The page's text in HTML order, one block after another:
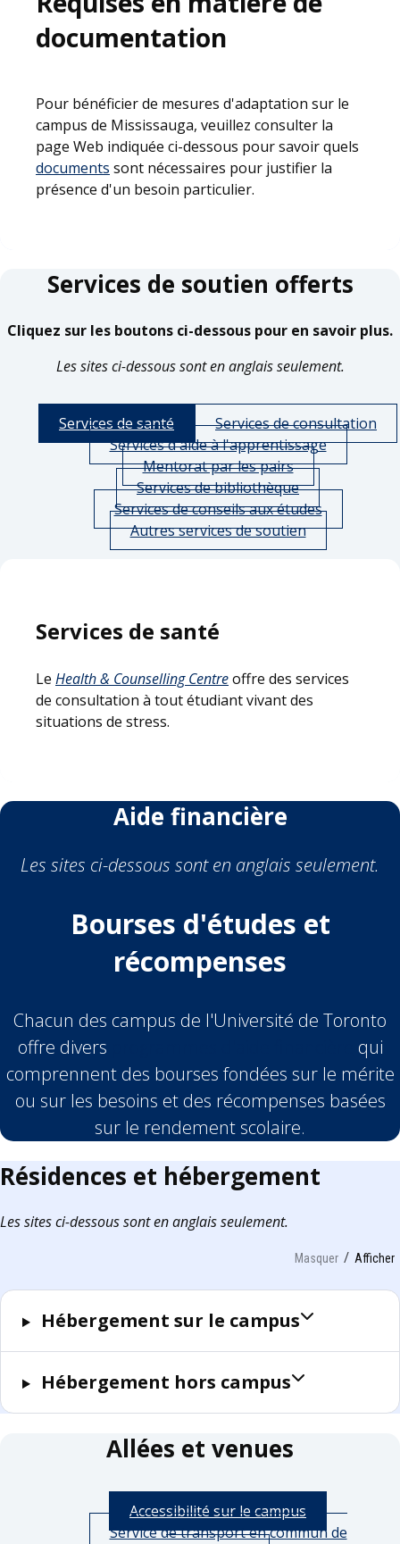
documentation
Pour bénéficier de mesures d'adaptation sur le
campus de Mississauga, veuillez consulter la
page Web indiquée ci-dessous pour savoir quels
documents sont nécessaires pour justifier la
présence d'un besoin particulier.
Services de soutien offerts
Cliquez sur les boutons ci-dessous pour en savoir plus.
Les sites ci-dessous sont en anglais seulement.
Services de santé
Services de consultation
Services d'aide à l'apprentissage
Mentorat par les pairs
Services de bibliothèque
Services de conseils aux études
Autres services de soutien
Services de santé
Le Health & Counselling Centreoffre des services
de consultation à tout étudiant vivant des
situations de stress.
Aide financière
Les sites ci-dessous sont en anglais seulement.
Bourses d'études et
récompenses
Chacun des campus de l'Université de Toronto
offre divers
qui
comprennent des bourses fondées sur le mérite
ou sur les besoins et des récompenses basées
sur le rendement scolaire.
Résidences et hébergement
Les sites ci-dessous sont en anglais seulement.
Masquer Afficher
Hébergement sur le campus
Hébergement hors campus
Allées et venues
Accessibilité sur le campus
Service de transport en commun de